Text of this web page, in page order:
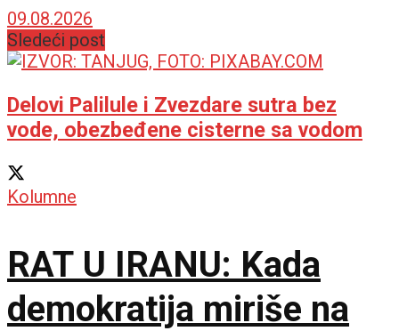
ne veruje koliko je
opušten
09.08.2026
Sledeći post
Delovi Palilule i Zvezdare sutra bez
vode, obezbeđene cisterne sa vodom
Kolumne
RAT U IRANU: Kada
demokratija miriše na